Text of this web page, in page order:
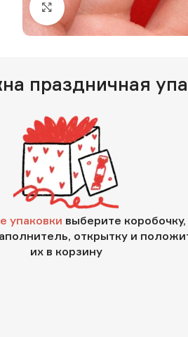
Нажмите, чтобы
праздничная
упаковки выберите коробочку,
открытку и
их в корзину